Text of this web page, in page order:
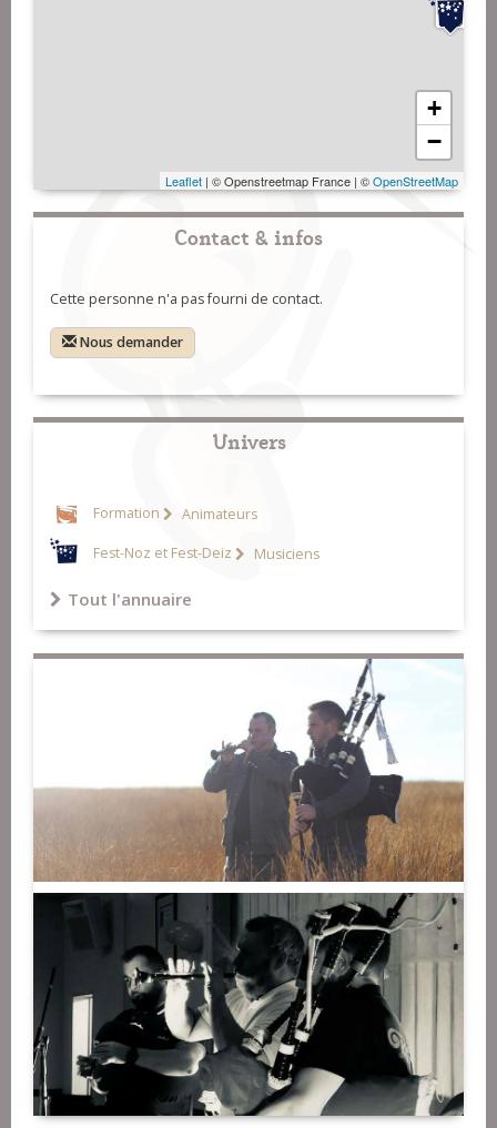
+
−
Leaflet | © Openstreetmap France | ©OpenStreetMap
Contact & infos
Cette personne n'a pas fourni de contact.
Nous demander
Univers
Formation Animateurs
Fest-Noz et Fest-Deiz Musiciens
Tout l'annuaire